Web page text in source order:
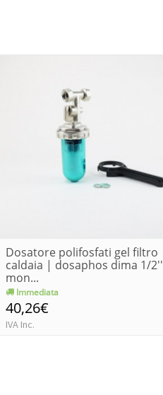
Dosatore polifosfati gel filtro
caldaia | dosaphos dima 1/2''
mon...
Immediata
40,26€
IVA Inc.